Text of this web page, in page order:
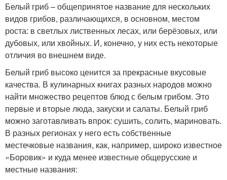
Белый гриб – общепринятое название для нескольких
видов грибов, различающихся, в основном, местом
роста: в светлых лиственных лесах, или берёзовых, или
дубовых, или хвойных. И, конечно, у них есть некоторые
отличия во внешнем виде.
Белый гриб высоко ценится за прекрасные вкусовые
качества. В кулинарных книгах разных народов можно
найти множество рецептов блюд с белым грибом. Это
первые и вторые люда, закуски и салаты. Белый гриб
можно заготавливать впрок: сушить, солить, мариновать.
В разных регионах у него есть собственные
местечковые названия, как, например, широко известное
«Боровик» и куда менее известные общерусские и
местные названия: